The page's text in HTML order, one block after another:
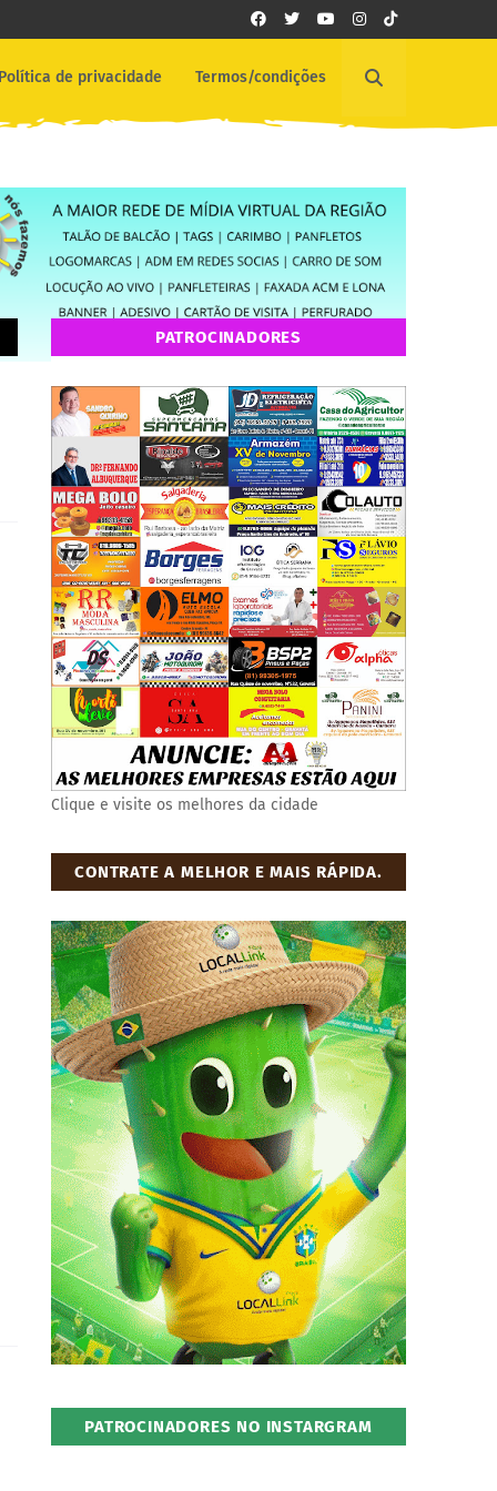
Política de privacidade Termos/condições
PATROCINADORES
Clique e visite os melhores da cidade
CONTRATE A MELHOR E MAIS RÁPIDA.
PATROCINADORES NO INSTARGRAM